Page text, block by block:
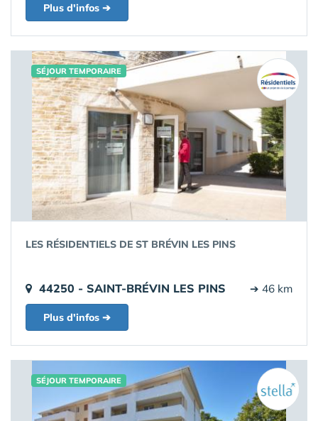
Plus d'infos ➔
SÉJOUR TEMPORAIRE
LES RÉSIDENTIELS DE ST BRÉVIN LES PINS
44250 - SAINT-BRÉVIN LES PINS ➔ 46 km
Plus d'infos ➔
SÉJOUR TEMPORAIRE